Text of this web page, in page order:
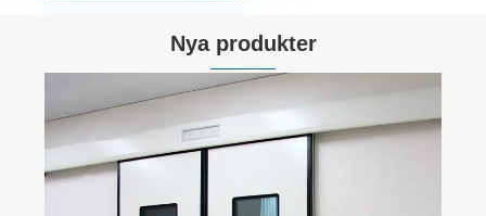
Nya produkter